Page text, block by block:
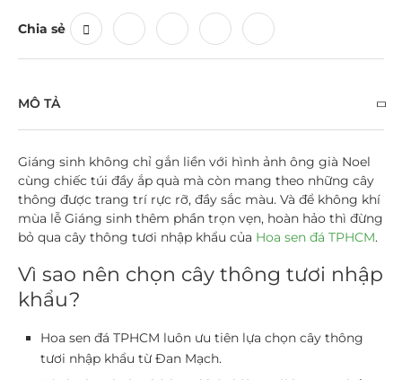
Chia sẻ
MÔ TẢ
Giáng sinh không chỉ gắn liền với hình ảnh ông già Noel
cùng chiếc túi đầy ắp quà mà còn mang theo những cây
thông được trang trí rực rỡ, đầy sắc màu. Và để không khí
mùa lễ Giáng sinh thêm phần trọn vẹn, hoàn hảo thì đừng
bỏ qua cây thông tươi nhập khẩu của Hoa sen đá TPHCM.
Vì sao nên chọn cây thông tươi nhập
khẩu?
Hoa sen đá TPHCM luôn ưu tiên lựa chọn cây thông
tươi nhập khẩu từ Đan Mạch.